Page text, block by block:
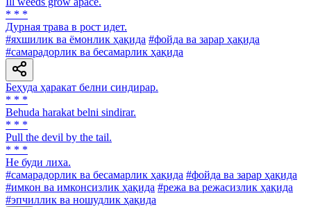
* * *
Дурная трава в рост идет.
#яхшилик ва ёмонлик ҳақида #фойда ва зарар ҳақида
#самарадорлик ва бесамарлик ҳақида
Беҳуда ҳаракат белни синдирар.
* * *
Behuda harakat belni sindirar.
* * *
Pull the devil by the tail.
* * *
He буди лиха.
#самарадорлик ва бесамарлик ҳақида #фойда ва зарар ҳақида
#имкон ва имконсизлик ҳақида #режа ва режасизлик ҳақида
#эпчиллик ва ношудлик ҳақида